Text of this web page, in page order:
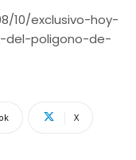
10/exclusivo-hoy-
del-poligono-de-
X